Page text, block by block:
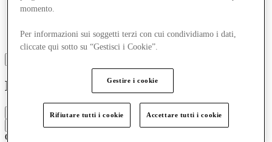
Le Creuset
Contatta la boutique
Casa
momento.
Per informazioni sui soggetti terzi con cui condividiamo i dati,
cliccate qui sotto su “Gestisci i Cookie”.
Gestire i cookie
Rifiutare tutti i cookie Accettare tutti i cookie